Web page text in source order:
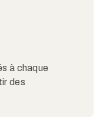
à chaque
des